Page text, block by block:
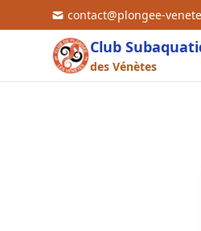
contact@plongee-
Club
des Vénètes